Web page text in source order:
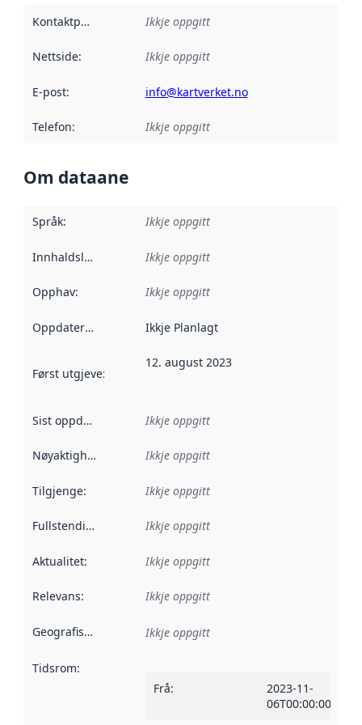
Kontaktpunkt Ikkje oppgitt
Nettside: Ikkje oppgitt
E-post: info@kartverket.no
Telefon: Ikkje oppgitt
Om dataane
Språk: Ikkje oppgitt
Innhaldsleverandørar :
Ikkje oppgitt
Opphav: Ikkje oppgitt
Oppdateringsfrekvens :
Ikkje Planlagt
Først utgjeve: Denne datoen seier når dataa i dette
12. august 2023
Sist oppdatert Ikkje oppgitt
Nøyaktigheit Ikkje oppgitt
Tilgjenge: Ikkje oppgitt
Fullstendigheit Ikkje oppgitt
Aktualitet: Ikkje oppgitt
Relevans: Ikkje oppgitt
Geografisk område Ikkje oppgitt
Tidsrom:
Frå:
2023-11-
06T00:00:00Z